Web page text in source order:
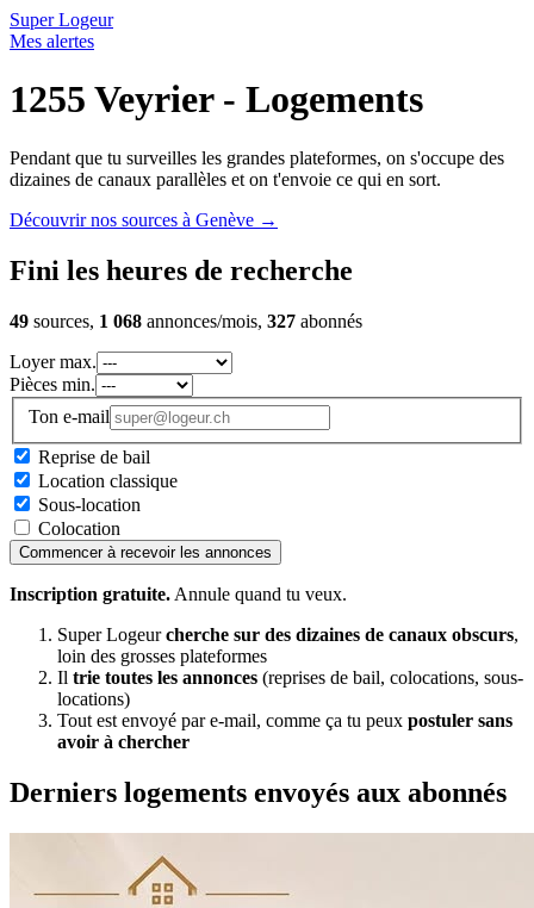
Super Logeur
Mes alertes
1255 Veyrier - Logements
Pendant que tu surveilles les grandes plateformes, on s'occupe des
dizaines de canaux parallèles et on t'envoie ce qui en sort.
Découvrir nos sources à Genève →
Fini les heures de recherche
49 sources, 1 068 annonces/mois, 327 abonnés
Loyer max.
Pièces min.
Ton e-mail
Reprise de bail
Location classique
Sous-location
Colocation
Commencer à recevoir les annonces
Inscription gratuite. Annule quand tu veux.
Super Logeurcherche sur des dizaines de canaux obscurs,
loin des grosses plateformes
Il trie toutes les annonces (reprises de bail, colocations, sous-
locations)
Tout est envoyé par e-mail, comme ça tu peux postuler sans
avoir à chercher
Derniers logements envoyés aux abonnés